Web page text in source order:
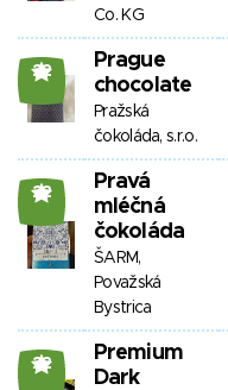
Co. KG
22
Prague
chocolate
Pražská
čokoláda, s.r.o.
22
Pravá
mléčná
čokoláda
ŠARM,
Považská
Bystrica
22
Premium
Dark